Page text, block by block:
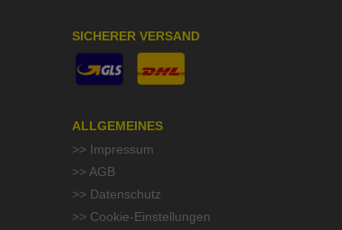
SICHERER VERSAND
ALLGEMEINES
>> Impressum
>> AGB
>> Datenschutz
>> Cookie-Einstellungen